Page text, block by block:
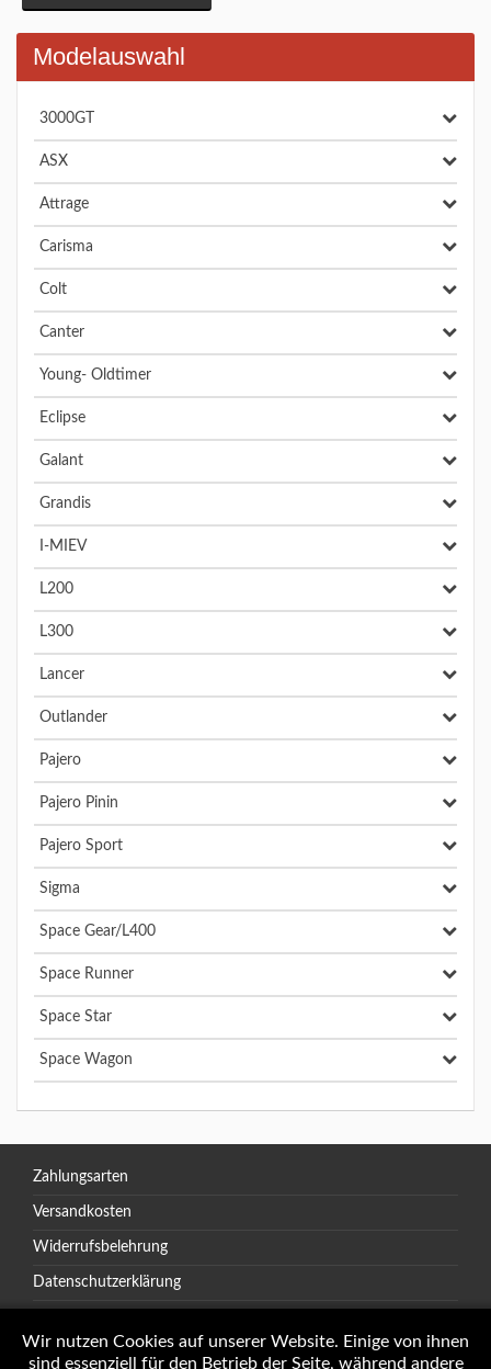
Modelauswahl
3000GT
ASX
Attrage
Carisma
Colt
Canter
Young- Oldtimer
Eclipse
Galant
Grandis
I-MIEV
L200
L300
Lancer
Outlander
Pajero
Pajero Pinin
Pajero Sport
Sigma
Space Gear/L400
Space Runner
Space Star
Space Wagon
Zahlungsarten
Versandkosten
Widerrufsbelehrung
Datenschutzerklärung
Wir nutzen Cookies auf unserer Website. Einige von ihnen
sind essenziell für den Betrieb der Seite, während andere